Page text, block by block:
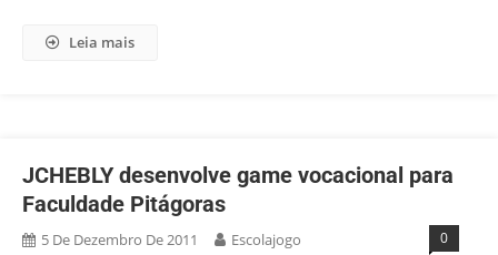
Leia mais
JCHEBLY desenvolve game vocacional para
Faculdade Pitágoras
5 De Dezembro De 2011 Escolajogo 0